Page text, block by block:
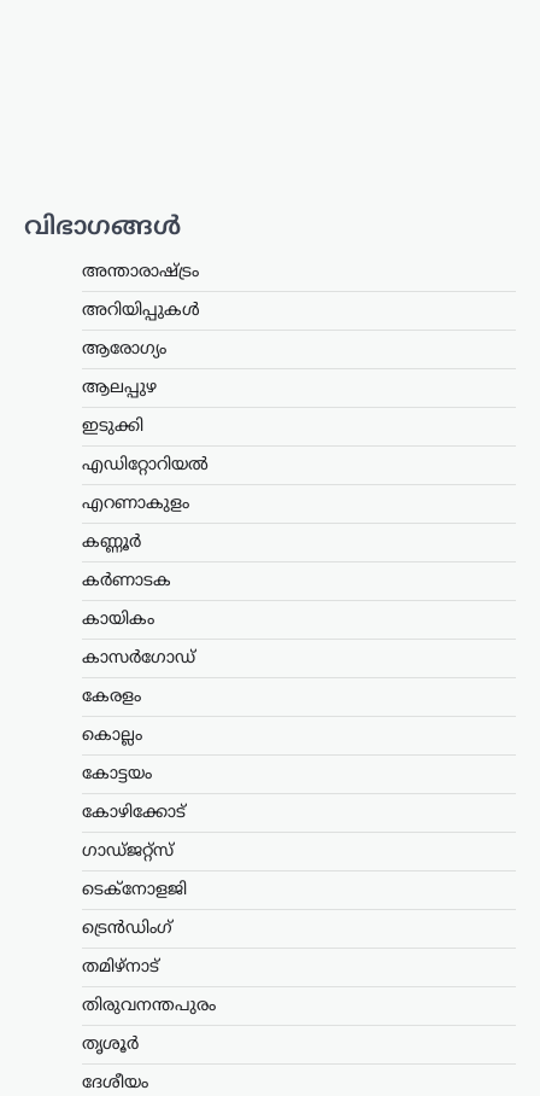
വിഭാഗങ്ങൾ
അന്താരാഷ്ട്രം
അറിയിപ്പുകൾ
ആരോഗ്യം
ആലപ്പുഴ
ഇടുക്കി
എഡിറ്റോറിയൽ
എറണാകുളം
കണ്ണൂർ
കർണാടക
കായികം
കാസർഗോഡ്
കേരളം
കൊല്ലം
കോട്ടയം
കോഴിക്കോട്
ഗാഡ്ജറ്റ്സ്
ടെക്നോളജി
ട്രെൻഡിംഗ്
തമിഴ്നാട്
തിരുവനന്തപുരം
തൃശൂർ
ദേശീയം
മസൂദ് പെഷേഷ്കിയാൻ. ഇരു
രാജ്യങ്ങളും തമ്മിൽ നിലവിലുള്ള
ധാരണാപത്രത്തിന്റെ അടിസ്ഥാനത്തിൽ
സമാധാനത്തിന്റെ പാതയിലൂടെ
മുന്നോട്ടുപോകാൻ ഇറാൻ
പ്രതിജ്ഞാബദ്ധമാണെന്നും…
വൈഭവ് സൂര്യവംശിയുടെ
പ്രായത്തെക്കുറിച്ച് വിദേശ
ക്രിക്കറ്റ്
ആരാധകർക്കിടയിൽ
ഇപ്പോഴും സംശയങ്ങൾ
വൈഭവ് സൂര്യവംശിയുടെ
പ്രായത്തെക്കുറിച്ച് വിദേശ ക്രിക്കറ്റ്
സംശയങ്ങൾ നിലനിൽക്കുന്നുണ്ടെന്ന്
എന്നാൽ താരത്തിന്റെ പ്രായത്തെ…
കേരളം
വന്ദേമാതരം മുഴുവനായി
പാടണമെന്ന സർക്കുലർ;
സർക്കാർ നിലപാടല്ലെന്ന്
മന്ത്രി കെ. മുരളീധരൻ
സ്വാതന്ത്ര്യദിനാഘോഷങ്ങളുടെ ഭാഗമായി
നടക്കുന്ന ചടങ്ങുകളിൽ വന്ദേമാതരം
സെക്രട്ടറിയുടെ സർക്കുലറിനെതിരെ